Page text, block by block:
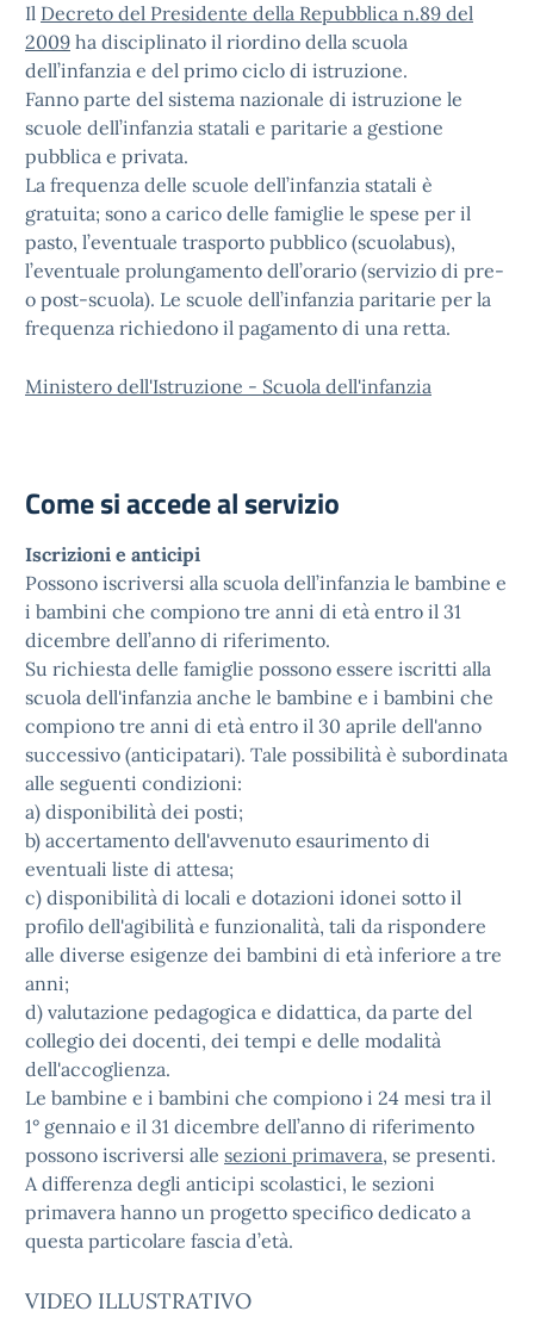
Il Decreto del Presidente della Repubblica n.89 del
2009 ha disciplinato il riordino della scuola
dell’infanzia e del primo ciclo di istruzione.
Fanno parte del sistema nazionale di istruzione le
scuole dell’infanzia statali e paritarie a gestione
pubblica e privata.
La frequenza delle scuole dell’infanzia statali è
gratuita; sono a carico delle famiglie le spese per il
pasto, l’eventuale trasporto pubblico (scuolabus),
l’eventuale prolungamento dell’orario (servizio di pre-
o post-scuola). Le scuole dell’infanzia paritarie per la
frequenza richiedono il pagamento di una retta.
Ministero dell'Istruzione - Scuola dell'infanzia
Come si accede al servizio
Iscrizioni e anticipi
Possono iscriversi alla scuola dell’infanzia le bambine e
i bambini che compiono tre anni di età entro il 31
dicembre dell’anno di riferimento.
Su richiesta delle famiglie possono essere iscritti alla
scuola dell'infanzia anche le bambine e i bambini che
compiono tre anni di età entro il 30 aprile dell'anno
successivo (anticipatari). Tale possibilità è subordinata
alle seguenti condizioni:
a) disponibilità dei posti;
b) accertamento dell'avvenuto esaurimento di
eventuali liste di attesa;
c) disponibilità di locali e dotazioni idonei sotto il
profilo dell'agibilità e funzionalità, tali da rispondere
alle diverse esigenze dei bambini di età inferiore a tre
anni;
d) valutazione pedagogica e didattica, da parte del
collegio dei docenti, dei tempi e delle modalità
dell'accoglienza.
Le bambine e i bambini che compiono i 24 mesi tra il
1° gennaio e il 31 dicembre dell’anno di riferimento
possono iscriversi alle sezioni primavera, se presenti.
A differenza degli anticipi scolastici, le sezioni
primavera hanno un progetto specifico dedicato a
questa particolare fascia d’età.
VIDEO ILLUSTRATIVO